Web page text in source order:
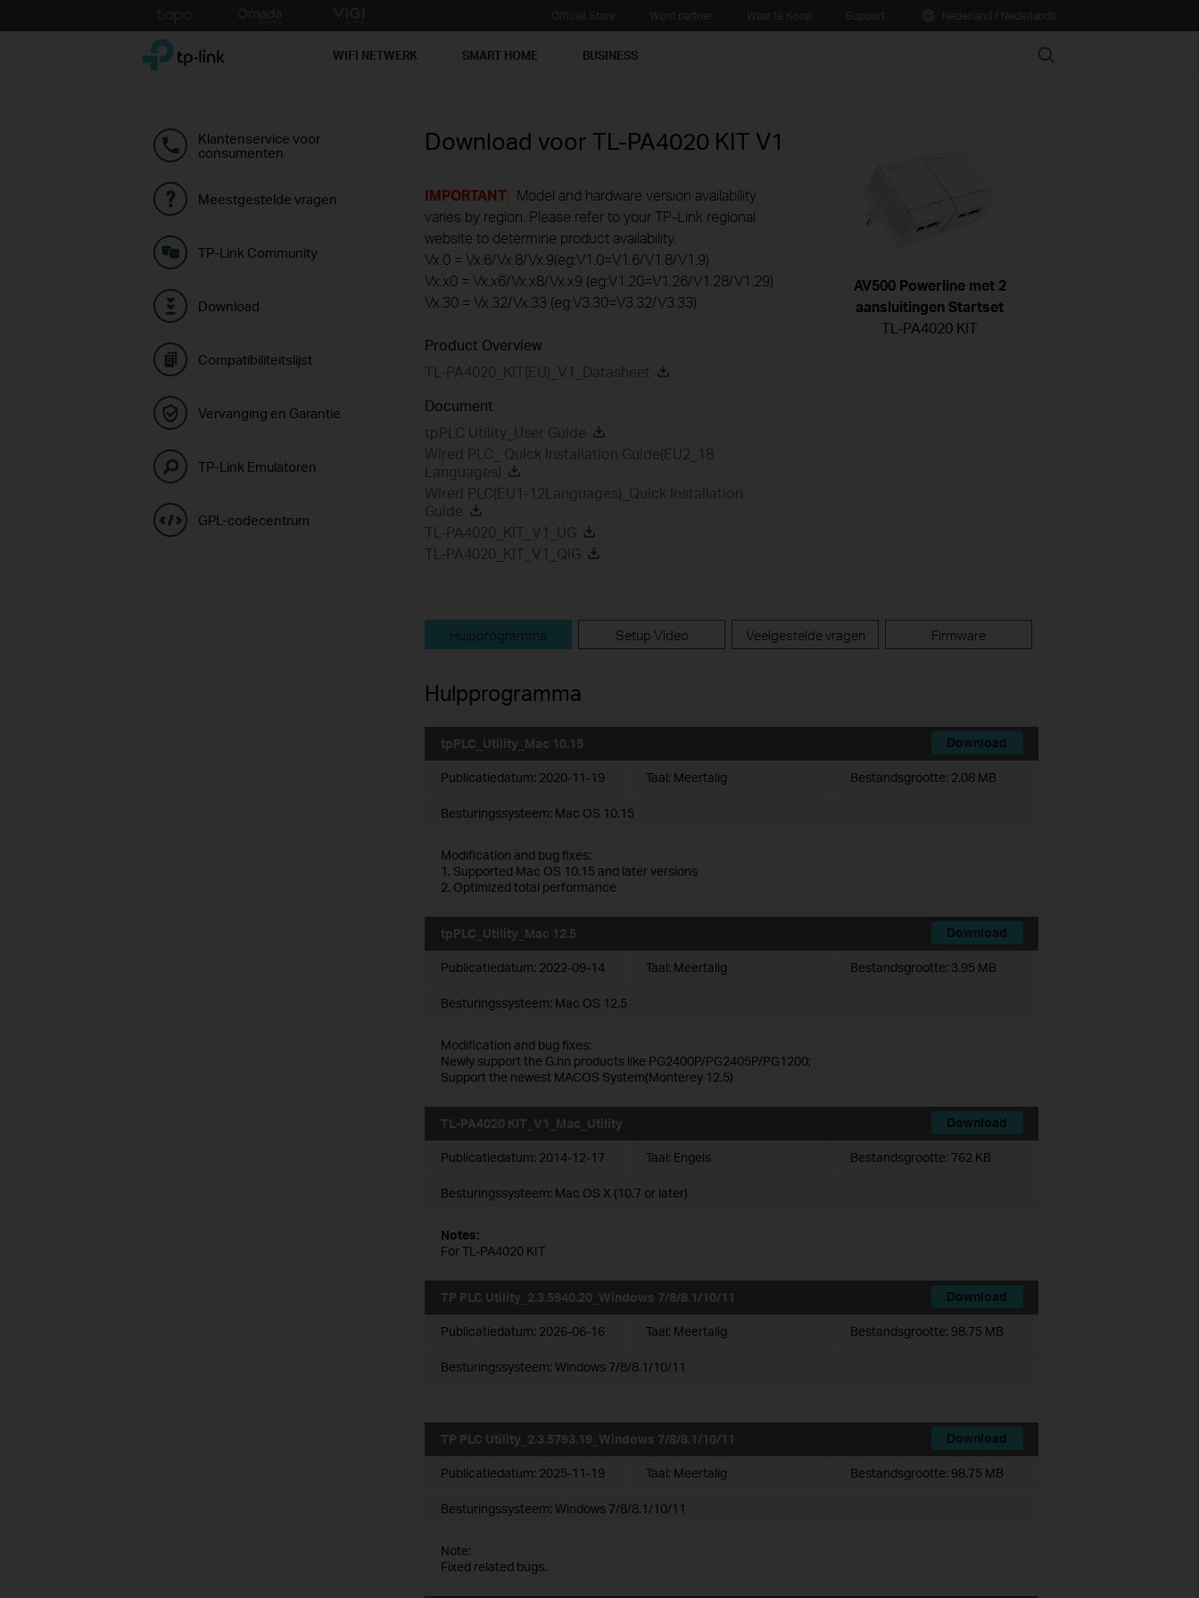
to
TP-Link, Reliably Smart WIFI NETWERK SMART HOME BUSINESS Search
Klantenservice voor
consumenten
Meestgestelde vragen
TP-Link Community
Download
Compatibiliteitslijst
Vervanging en Garantie
TP-Link Emulatoren
GPL-codecentrum
Download voor TL-PA4020 KIT V1
IMPORTANT: Model and hardware version availability
varies by region. Please refer to your TP-Link regional
website to determine product availability.
Vx.0 = Vx.6/Vx.8/Vx.9(eg:V1.0=V1.6/V1.8/V1.9)
Vx.x0 = Vx.x6/Vx.x8/Vx.x9 (eg:V1.20=V1.26/V1.28/V1.29)
Vx.30 = Vx.32/Vx.33 (eg:V3.30=V3.32/V3.33)
Product Overview
TL-PA4020_KIT(EU)_V1_Datasheet
Document
tpPLC Utility_User Guide
Wired PLC_ Quick Installation Guide(EU2_18
Languages)
Wired PLC(EU1-12Languages)_Quick Installation
Guide
TL-PA4020_KIT_V1_UG
TL-PA4020_KIT_V1_QIG
AV500 Powerline met 2
aansluitingen Startset
TL-PA4020 KIT
Hulpprogramma Setup Video Veelgestelde vragen Firmware
Hulpprogramma
tpPLC_Utility_Mac 10.15 Download
Publicatiedatum: 2020-11-19 Taal: Meertalig Bestandsgrootte: 2.08 MB
Besturingssysteem: Mac OS 10.15
Modification and bug fixes:
1. Supported Mac OS 10.15 and later versions
2. Optimized total performance
tpPLC_Utility_Mac 12.5 Download
Publicatiedatum: 2022-09-14 Taal: Meertalig Bestandsgrootte: 3.95 MB
Besturingssysteem: Mac OS 12.5
Modification and bug fixes:
Newly support the G.hn products like PG2400P/PG2405P/PG1200;
Support the newest MACOS System(Monterey 12.5)
TL-PA4020 KIT_V1_Mac_Utility Download
Publicatiedatum: 2014-12-17 Taal: Engels Bestandsgrootte: 762 KB
Besturingssysteem: Mac OS X (10.7 or later)
Notes:
For TL-PA4020 KIT
TP PLC Utility_2.3.5940.20_Windows 7/8/8.1/10/11 Download
Publicatiedatum: 2026-06-16 Taal: Meertalig Bestandsgrootte: 98.75 MB
Besturingssysteem: Windows 7/8/8.1/10/11
TP PLC Utility_2.3.5793.19_Windows 7/8/8.1/10/11 Download
Publicatiedatum: 2025-11-19 Taal: Meertalig Bestandsgrootte: 98.75 MB
Besturingssysteem: Windows 7/8/8.1/10/11
Note:
Fixed related bugs.